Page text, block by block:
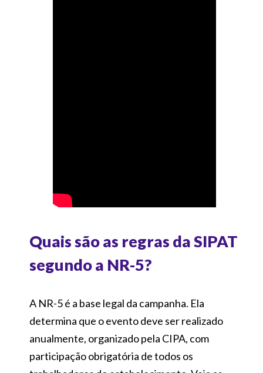
Quais são as regras da SIPAT
segundo a NR-5?
A NR-5 é a base legal da campanha. Ela
determina que o evento deve ser realizado
anualmente, organizado pela CIPA, com
participação obrigatória de todos os